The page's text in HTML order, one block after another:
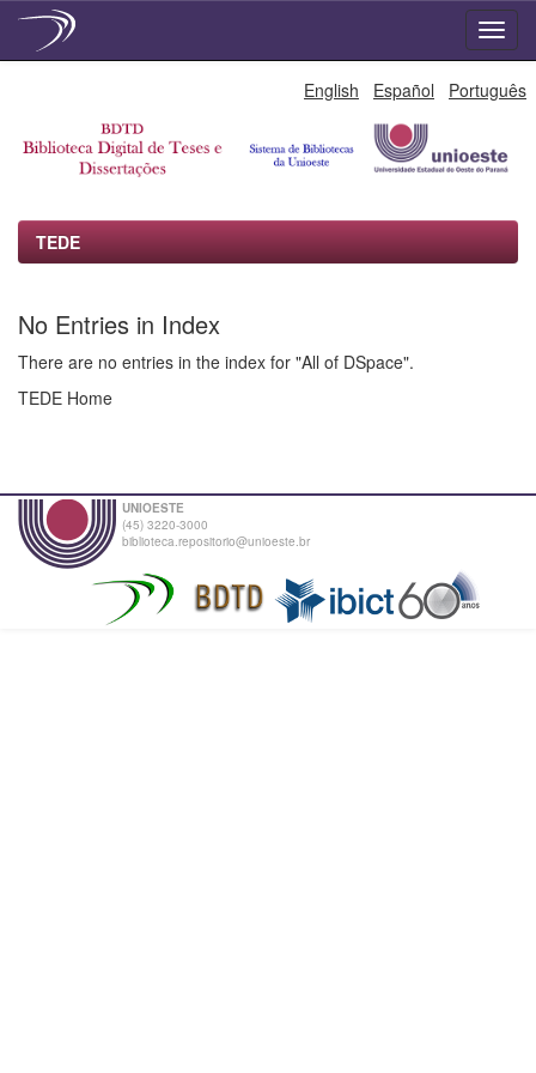
English Español Português
TEDE
No Entries in Index
There are no entries in the index for "All of DSpace".
TEDE Home
UNIOESTE
(45) 3220-3000
biblioteca.repositorio@unioeste.br